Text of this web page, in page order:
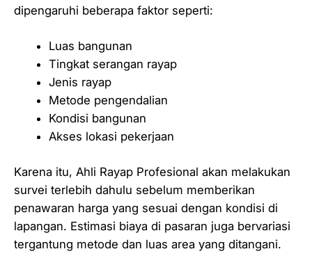
dipengaruhi beberapa faktor seperti:
Luas bangunan
Tingkat serangan rayap
Jenis rayap
Metode pengendalian
Kondisi bangunan
Akses lokasi pekerjaan
Karena itu, Ahli Rayap Profesional akan melakukan
survei terlebih dahulu sebelum memberikan
penawaran harga yang sesuai dengan kondisi di
lapangan. Estimasi biaya di pasaran juga bervariasi
tergantung metode dan luas area yang ditangani.